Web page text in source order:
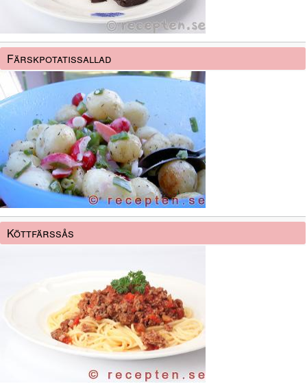
Färskpotatissallad
Köttfärssås